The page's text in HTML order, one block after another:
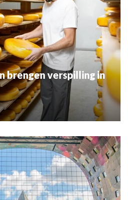
brengen verspilling in